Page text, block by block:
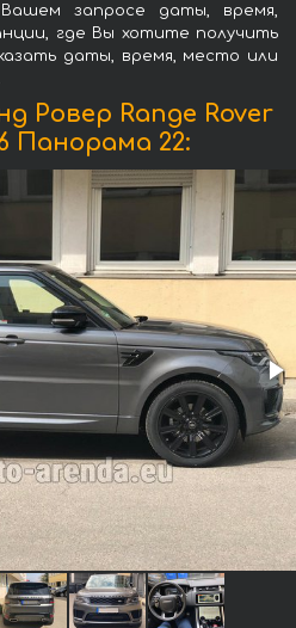
запросе даты, время,
где Вы хотите получить
даты, время, место или
Ровер Range Rover
Панорама 22: